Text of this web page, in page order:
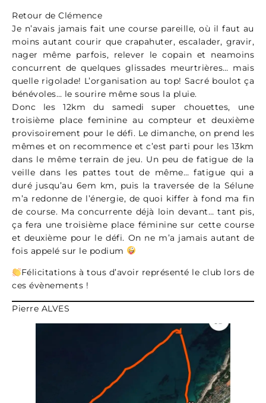
Retour de Clémence
Je n’avais jamais fait une course pareille, où il faut au
moins autant courir que crapahuter, escalader, gravir,
nager même parfois, relever le copain et neamoins
concurrent de quelques glissades meurtrières… mais
quelle rigolade! L’organisation au top! Sacré boulot ça
bénévoles… le sourire même sous la pluie.
Donc les 12km du samedi super chouettes, une
troisième place feminine au compteur et deuxième
provisoirement pour le défi. Le dimanche, on prend les
mêmes et on recommence et c’est parti pour les 13km
dans le même terrain de jeu. Un peu de fatigue de la
veille dans les pattes tout de même… fatigue qui a
duré jusqu’au 6em km, puis la traversée de la Sélune
m’a redonne de l’énergie, de quoi kiffer à fond ma fin
de course. Ma concurrente déjà loin devant… tant pis,
ça fera une troisième place féminine sur cette course
et deuxième pour le défi. On ne m’a jamais autant de
fois appelé sur le podium
Félicitations à tous d’avoir représenté le club lors de
ces évènements !
Pierre ALVES